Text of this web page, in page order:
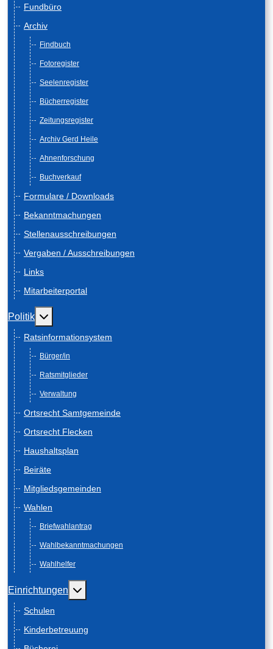
Fundbüro
Archiv
Findbuch
Fotoregister
Seelenregister
Bücherregister
Zeitungsregister
Archiv Gerd Heile
Ahnenforschung
Buchverkauf
Formulare / Downloads
Bekanntmachungen
Stellenausschreibungen
Vergaben / Ausschreibungen
Links
Mitarbeiterportal
Politik Weitere Informationen: Politik
Ratsinformationsystem
Bürger/in
Ratsmitglieder
Verwaltung
Ortsrecht Samtgemeinde
Ortsrecht Flecken
Haushaltsplan
Beiräte
Mitgliedsgemeinden
Wahlen
Briefwahlantrag
Wahlbekanntmachungen
Wahlhelfer
Einrichtungen Weitere Informationen: Einrichtungen
Schulen
Kinderbetreuung